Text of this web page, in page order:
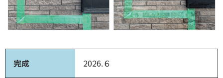
完成 2026.６